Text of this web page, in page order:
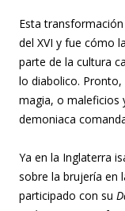
Esta
del XVI y fue cómo
parte de la cultura
lo diabolico.
magia, o maleficios
demoniaca
Ya en la Inglaterra
sobre la brujería en
participado con su